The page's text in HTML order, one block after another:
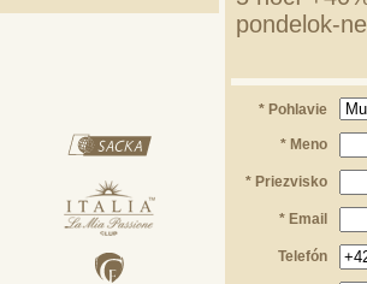
pondelok-
* Pohlavie
* Meno
* Priezvisko
* Email
Telefón